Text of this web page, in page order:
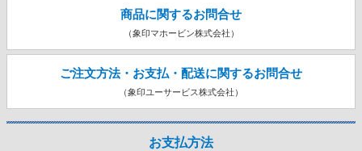
商品に関するお問合せ
（象印マホービン株式会社）
ご注文方法・お支払・配送に関するお問合せ
（象印ユーサービス株式会社）
お支払方法